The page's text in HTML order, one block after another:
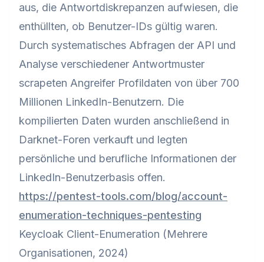
aus, die Antwortdiskrepanzen aufwiesen, die
enthüllten, ob Benutzer-IDs gültig waren.
Durch systematisches Abfragen der API und
Analyse verschiedener Antwortmuster
scrapeten Angreifer Profildaten von über 700
Millionen LinkedIn-Benutzern. Die
kompilierten Daten wurden anschließend in
Darknet-Foren verkauft und legten
persönliche und berufliche Informationen der
LinkedIn-Benutzerbasis offen.
https://pentest-tools.com/blog/account-
enumeration-techniques-pentesting
Keycloak Client-Enumeration (Mehrere
Organisationen, 2024)